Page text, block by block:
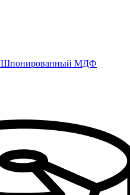
Шпонированный МДФ